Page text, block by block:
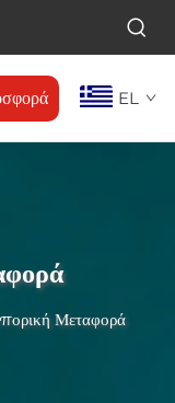
EL
Μεταφορά